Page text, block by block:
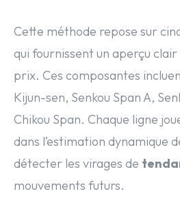
Cette méthode repose sur
qui fournissent un aperçu
prix. Ces composantes
Kijun-sen, Senkou Span A,
Chikou Span. Chaque ligne
dans l’estimation dynamique
détecter les virages de
mouvements futurs.